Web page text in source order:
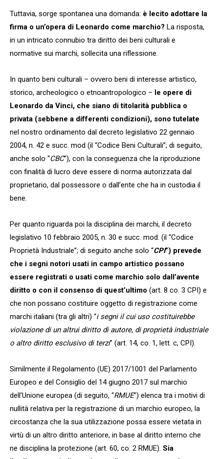
Tuttavia, sorge spontanea una domanda: è lecito adottare la
firma o un’opera di Leonardo come marchio? La risposta,
in un intricato connubio tra diritto dei beni culturali e
normative sui marchi, sollecita una riflessione.
In quanto beni culturali – ovvero beni di interesse artistico,
storico, archeologico o etnoantropologico – le opere di
Leonardo da Vinci, che siano di titolarità pubblica o
privata (sebbene a differenti condizioni), sono tutelate
nel nostro ordinamento dal decreto legislativo 22 gennaio
2004, n. 42 e succ. mod (il “Codice Beni Culturali”; di seguito,
anche solo “CBC”), con la conseguenza che la riproduzione
con finalità di lucro deve essere di norma autorizzata dal
proprietario, dal possessore o dall’ente che ha in custodia il
bene.
Per quanto riguarda poi la disciplina dei marchi, il decreto
legislativo 10 febbraio 2005, n. 30 e succ. mod. (il “Codice
Proprietà Industriale”; di seguito anche solo “CPI”) prevede
che i segni notori usati in campo artistico possano
essere registrati o usati come marchio solo dall’avente
diritto o con il consenso di quest’ultimo (art. 8 co. 3 CPI) e
che non possano costituire oggetto di registrazione come
marchi italiani (tra gli altri) “i segni il cui uso costituirebbe
violazione di un altrui diritto di autore, di proprietà industriale
o altro diritto esclusivo di terzi” (art. 14, co. 1, lett. c, CPI).
Similmente il Regolamento (UE) 2017/1001 del Parlamento
Europeo e del Consiglio del 14 giugno 2017 sul marchio
dell’Unione europea (di seguito, “RMUE”) elenca tra i motivi di
nullità relativa per la registrazione di un marchio europeo, la
circostanza che la sua utilizzazione possa essere vietata in
virtù di un altro diritto anteriore, in base al diritto interno che
ne disciplina la protezione (art. 60, co. 2 RMUE). Sia